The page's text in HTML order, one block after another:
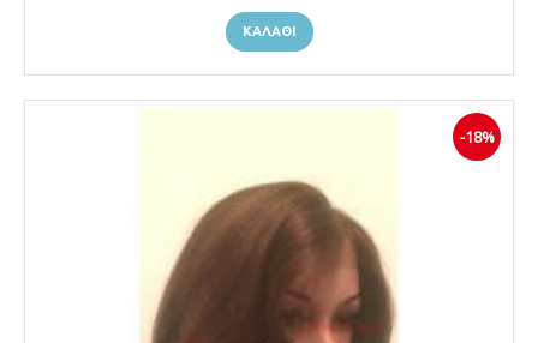
ΚΑΛΆΘΙ
-18%